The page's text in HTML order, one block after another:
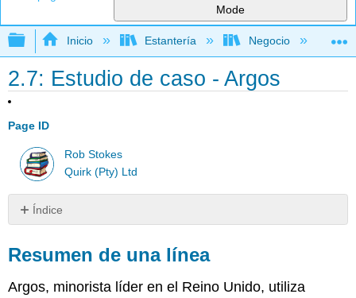
Mode
Expandir/contraer jerarquía global
Inicio Estantería Negocio
2.7: Estudio de caso - Argos
Page ID
Rob Stokes
Quirk (Pty) Ltd
Índice
una
Resumen de una línea
Argos, minorista líder en el Reino Unido, utiliza